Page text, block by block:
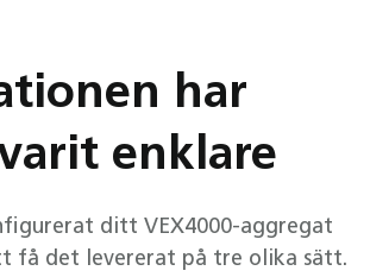
har
enklare
ditt VEX4000-aggregat
få det levererat på tre olika sätt.